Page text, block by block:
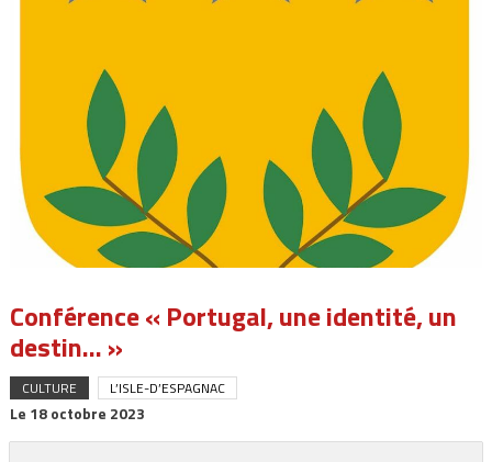
Conférence « Portugal, une identité, un
destin… »
CULTURE L’ISLE-D’ESPAGNAC
Le 18 octobre 2023